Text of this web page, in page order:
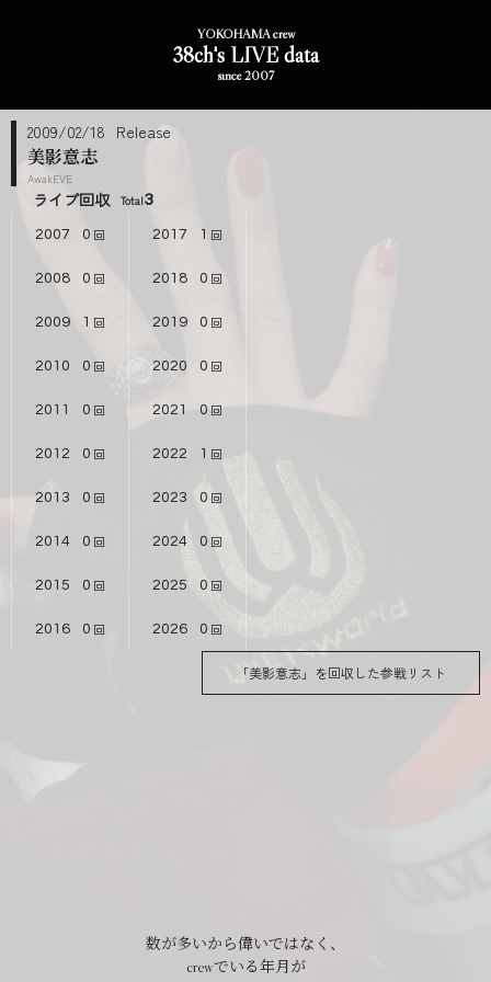
YOKOHAMA crew
38ch's LIVE data
since 2007
2009/02/18
美影意志
AwakEVE
ライブ回収 3
2007 0
2008 0
2009 1
2010 0
2011 0
2012 0
2013 0
2014 0
2015 0
2016 0
2017 1
2018 0
2019 0
2020 0
2021 0
2022 1
2023 0
2024 0
2025 0
2026 0
「美影意志」を回収した参戦リスト
数が多いから偉いではなく、
crewでいる年月が